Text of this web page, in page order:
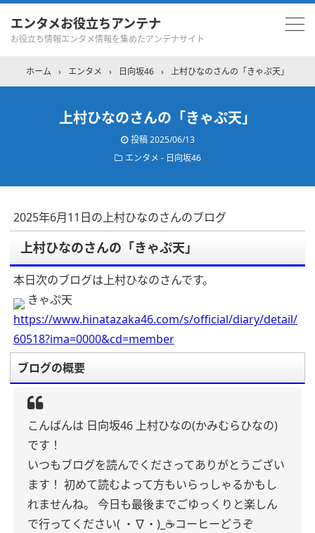
エンタメお役立ちアンテナ
お役立ち情報エンタメ情報を集めたアンテナサイト
ホーム › エンタメ › 日向坂46 › 上村ひなのさんの「きゃぷ天」
上村ひなのさんの「きゃぷ天」
投稿2025/06/13
エンタメ - 日向坂46
2025年6月11日の上村ひなのさんのブログ
上村ひなのさんの「きゃぷ天」
本日次のブログは上村ひなのさんです。
きゃぷ天
https://www.hinatazaka46.com/s/official/diary/detail/
60518?ima=0000&cd=member
ブログの概要
こんばんは 日向坂46 上村ひなの(かみむらひなの)
です！
いつもブログを読んでくださってありがとうござい
ます！ 初めて読むよって方もいらっしゃるかもし
れませんね。
今日も最後までごゆっくりと楽しん
で行ってください( ・∇・)_☕️コーヒーどうぞ